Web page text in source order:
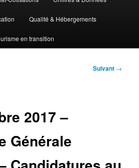
Qualité & Hébergements
en transition
Suivant →
2017 –
Générale